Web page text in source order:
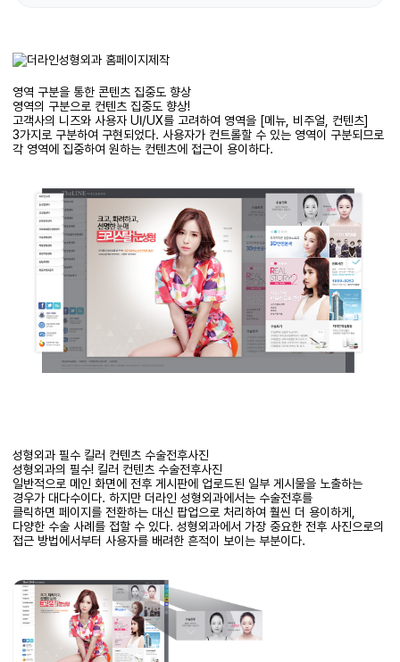
영역 구분을 통한 콘텐츠 집중도 향상
영역의 구분으로 컨텐츠 집중도 향상!
고객사의 니즈와 사용자 UI/UX를 고려하여 영역을 [메뉴, 비주얼, 컨텐츠]
3가지로 구분하여 구현되었다. 사용자가 컨트롤할 수 있는 영역이 구분되므로
각 영역에 집중하여 원하는 컨텐츠에 접근이 용이하다.
성형외과 필수 킬러 컨텐츠 수술전후사진
성형외과의 필수! 킬러 컨텐츠 수술전후사진
일반적으로 메인 화면에 전후 게시판에 업로드된 일부 게시물을 노출하는
경우가 대다수이다. 하지만 더라인 성형외과에서는 수술전후를
클릭하면 페이지를 전환하는 대신 팝업으로 처리하여 훨씬 더 용이하게,
다양한 수술 사례를 접할 수 있다. 성형외과에서 가장 중요한 전후 사진으로의
접근 방법에서부터 사용자를 배려한 흔적이 보이는 부분이다.